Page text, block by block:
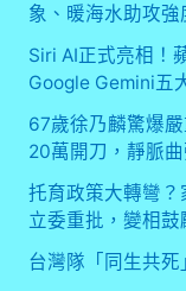
Google
Gemini
五
差
異
次
看
象、暖海水助攻強
Siri AI正式亮相！
Google Gemini五
67歲徐乃麟驚爆
20萬開刀，靜脈
托育政策大轉彎？
立委重批，變相鼓
台灣隊「同生共